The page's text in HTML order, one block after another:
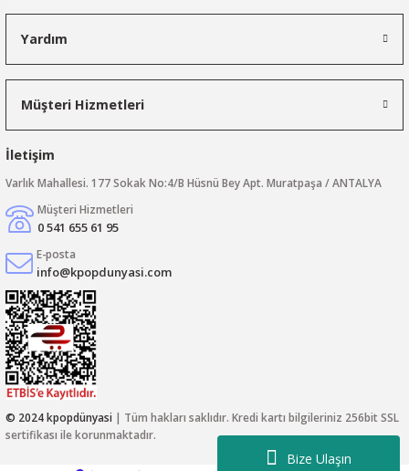
Bize Ulaşın
Yardım
Müşteri Hizmetleri
İletişim
Varlık Mahallesi. 177 Sokak No:4/B Hüsnü Bey Apt. Muratpaşa / ANTALYA
Müşteri Hizmetleri
0 541 655 61 95
E-posta
info@kpopdunyasi.com
© 2024 kpopdünyasi | Tüm hakları saklıdır. Kredi kartı bilgileriniz 256bit SSL
sertifikası ile korunmaktadır.